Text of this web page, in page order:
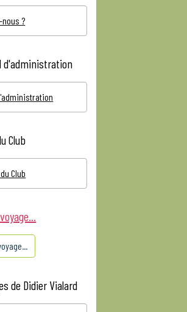
?
d'administration
Club
Club
de Didier Vialard